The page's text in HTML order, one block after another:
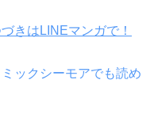
きはLINEマンガで！
ックシーモアでも読め